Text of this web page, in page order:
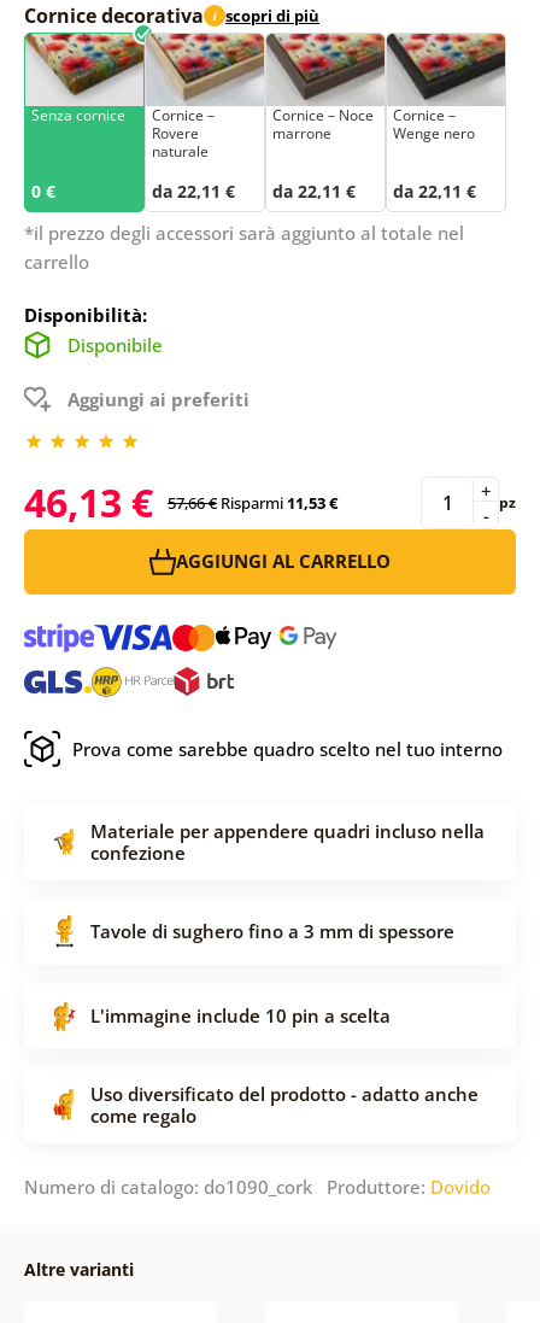
Cornice decorativa i scopri di più
Senza cornice
0 €
Cornice –
Rovere
naturale
da 22,11 €
Cornice – Noce
marrone
da 22,11 €
Cornice –
Wenge nero
da 22,11 €
*il prezzo degli accessori sarà aggiunto al totale nel
carrello
Disponibilità:
Disponibile
Aggiungi ai preferiti
46,13 € 57,66 € Risparmi11,53 € -
+ pz
AGGIUNGI AL CARRELLO
Prova come sarebbe quadro scelto nel tuo interno
Materiale per appendere quadri incluso nella
confezione
Tavole di sughero fino a 3 mm di spessore
L'immagine include 10 pin a scelta
Uso diversificato del prodotto - adatto anche
come regalo
Numero di catalogo: do1090_cork Produttore: Dovido
Altre varianti